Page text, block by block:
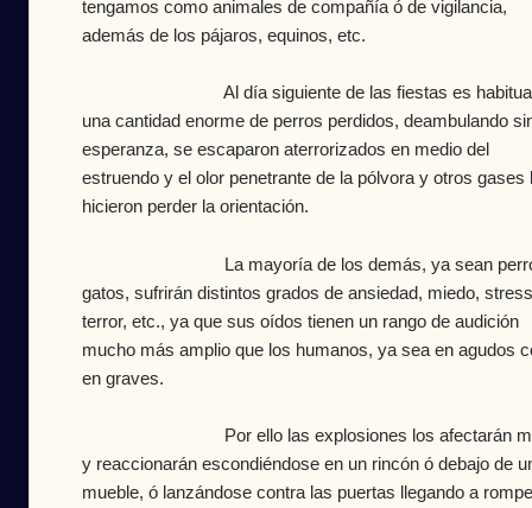
tengamos como animales de compañía ó de vigilancia,
además de los pájaros, equinos, etc.
Al día siguiente de las fiestas es habitual
una cantidad enorme de perros perdidos, deambulando
esperanza, se escaparon aterrorizados en medio del
estruendo y el olor penetrante de la pólvora y otros gases
hicieron perder la orientación.
La mayoría de los demás, ya sean
gatos, sufrirán distintos grados de ansiedad, miedo,
terror, etc., ya que sus oídos tienen un rango de audición
mucho más amplio que los humanos, ya sea en agudos
en graves.
Por ello las explosiones los afectarán
y reaccionarán escondiéndose en un rincón ó debajo de
mueble, ó lanzándose contra las puertas llegando a